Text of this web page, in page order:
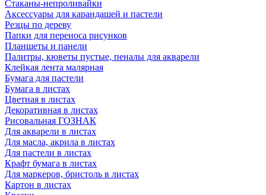
Стаканы-непроливайки
Аксессуары для карандашей и пастели
Резцы по дереву
Папки для переноса рисунков
Планшеты и панели
Палитры, кюветы пустые, пеналы для акварели
Клейкая лента малярная
Бумага для пастели
Бумага в листах
Цветная в листах
Декоративная в листах
Рисовальная ГОЗНАК
Для акварели в листах
Для масла, акрила в листах
Для пастели в листах
Крафт бумага в листах
Для маркеров, бристоль в листах
Картон в листах